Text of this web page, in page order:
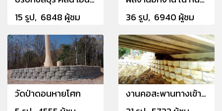
15 รูป, 6848 ผู้ชม
36 รูป, 6940 ผู้ชม
วัดป่าดอนหายโศก
งานคอสะพานทางเข้าอาคารจอดรถสวนสัตว์เปิดเขาเขียว